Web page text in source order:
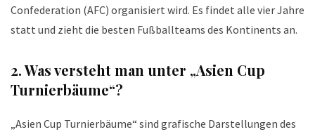
Confederation (AFC) organisiert wird. Es findet alle vier Jahre
statt und zieht die besten Fußballteams des Kontinents an.
2.Was versteht man unter „Asien Cup
Turnierbäume“?
„Asien Cup Turnierbäume“ sind grafische Darstellungen des